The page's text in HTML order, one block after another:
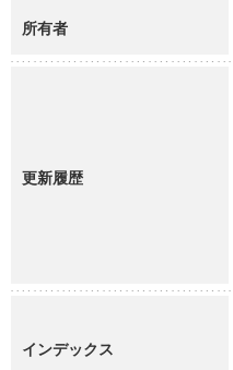
所有者
更新履歴
インデックス